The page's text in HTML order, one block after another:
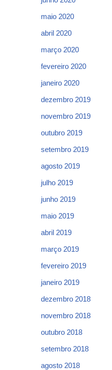
maio 2020
abril 2020
março 2020
fevereiro 2020
janeiro 2020
dezembro 2019
novembro 2019
outubro 2019
setembro 2019
agosto 2019
julho 2019
junho 2019
maio 2019
abril 2019
março 2019
fevereiro 2019
janeiro 2019
dezembro 2018
novembro 2018
outubro 2018
setembro 2018
agosto 2018